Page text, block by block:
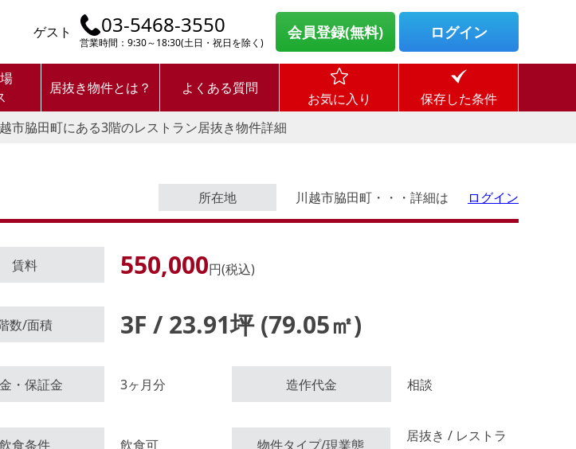
ゲスト 03-5468-3550
営業時間：9:30～18:30(土日・祝日を除く)
会員登録(無料) ログイン
居抜き物件とは？ よくある質問
お気に入り
保存した条件
市脇田町にある3階のレストラン居抜き物件詳細
所在地 川越市脇田町・・・詳細は ログイン
ログイン後に
の全てがご覧いただけます。
賃料 550,000円(税込)
数/面積 3F / 23.91坪 (79.05㎡)
・保証金 3ヶ月分 造作代金 相談
飲食条件 飲食可 物件タイプ/現業態
居抜き / レストラ